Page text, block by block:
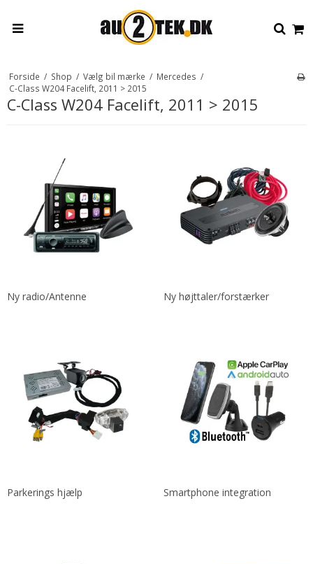
Forside / Shop / Vælg bil mærke / Mercedes /
C-Class W204 Facelift, 2011 > 2015
C-Class W204 Facelift, 2011 > 2015
Ny radio/Antenne Ny højttaler/forstærker
Parkerings hjælp Smartphone integration